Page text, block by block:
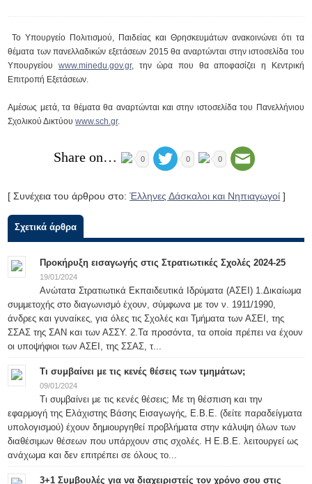
Το Υπουργείο Πολιτισμού, Παιδείας και Θρησκευμάτων ανακοινώνει ότι τα
θέματα των πανελλαδικών εξετάσεων 2015 θα αναρτώνται στην ιστοσελίδα του
Υπουργείου www.minedu.gov.gr, την ώρα που θα αποφασίζει η Κεντρική
Επιτροπή Εξετάσεων.
Αμέσως μετά, τα θέματα θα αναρτώνται και στην ιστοσελίδα του Πανελλήνιου
Σχολικού Δικτύουwww.sch.gr.
Share on… 0 0 0
[ Συνέχεια του άρθρου στο:Έλληνες Δάσκαλοι και Νηπιαγωγοί ]
Σχετικά άρθρα
Προκήρυξη εισαγωγής στις Στρατιωτικές Σχολές 2024-25
19/01/2024
Ανώτατα Στρατιωτικά Εκπαιδευτικά Ιδρύματα (ΑΣΕΙ) 1.Δικαίωμα
συμμετοχής στο διαγωνισμό έχουν, σύμφωνα με τον ν. 1911/1990,
άνδρες και γυναίκες, για όλες τις Σχολές και Τμήματα των ΑΣΕΙ, της
ΣΣΑΣ της ΣΑΝ και των ΑΣΣΥ. 2.Τα προσόντα, τα οποία πρέπει να έχουν
οι υποψήφιοι των ΑΣΕΙ, της ΣΣΑΣ, τ...
Τι συμβαίνει με τις κενές θέσεις των τμημάτων;
09/01/2024
Τι συμβαίνει με τις κενές θέσεις; Με τη θέσπιση και την
εφαρμογή της Ελάχιστης Βάσης Εισαγωγής, Ε.Β.Ε. (δείτε παραδείγματα
υπολογισμού) έχουν δημιουργηθεί προβλήματα στην κάλυψη όλων των
διαθέσιμων θέσεων που υπάρχουν στις σχολές. Η Ε.Β.Ε. λειτουργεί ως
ανάχωμα και δεν επιτρέπει σε όλους το...
3+1 Συμβουλές για να διαχειριστείς τον χρόνο σου στις